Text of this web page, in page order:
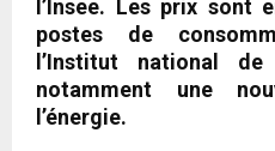
l’Insee. Les prix sont
postes de
l’Institut national
notamment une
l’énergie.